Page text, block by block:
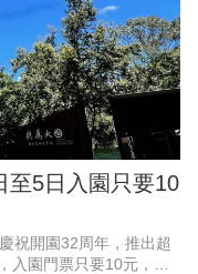
至5日入園只要10
祝開園32周年，推出超
入園門票只要10元，邀